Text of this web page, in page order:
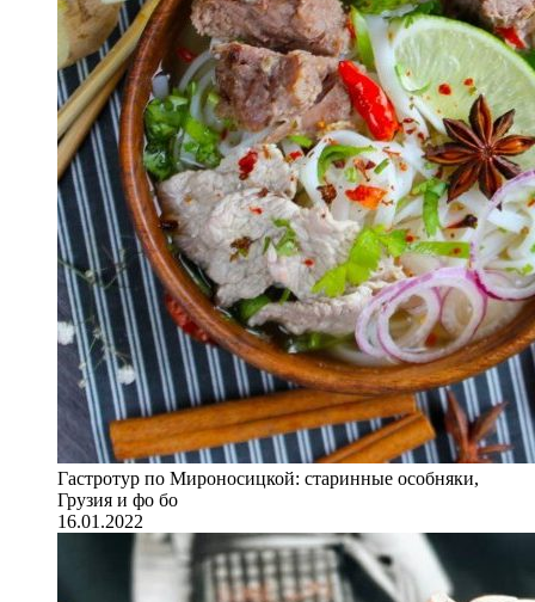
Гастротур по Мироносицкой: старинные особняки,
Грузия и фо бо
16.01.2022